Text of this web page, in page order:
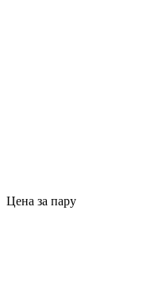
Цена за пару